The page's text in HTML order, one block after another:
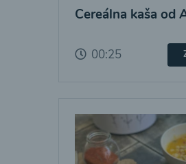
Cereálna kaša od
00:25